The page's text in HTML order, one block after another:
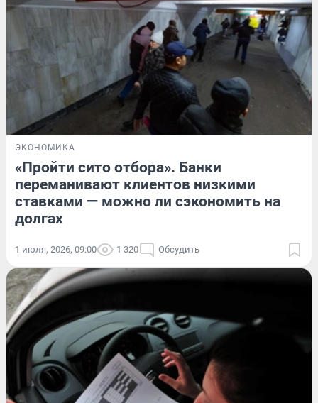
ЭКОНОМИКА
«Пройти сито отбора». Банки
переманивают клиентов низкими
ставками — можно ли сэкономить на
долгах
1 июля, 2026, 09:00 1 320 Обсудить